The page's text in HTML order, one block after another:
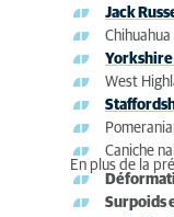
Jack
Chihuahua
West
Caniche
En plus de la
Surpoids